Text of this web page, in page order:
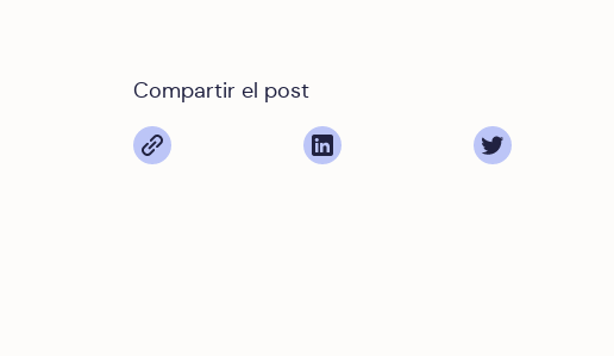
Compartir el post